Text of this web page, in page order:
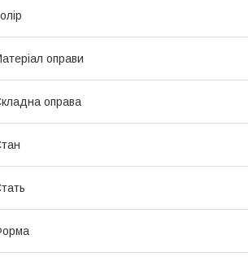
оправи
оправа